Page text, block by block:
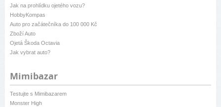
Jak na prohlídku ojetého vozu?
HobbyKompas
Auto pro začátečníka do 100 000 Kč
Zboží Auto
Ojetá Škoda Octavia
Jak vybrat auto?
Mimibazar
Testujte s Mimibazarem
Monster High